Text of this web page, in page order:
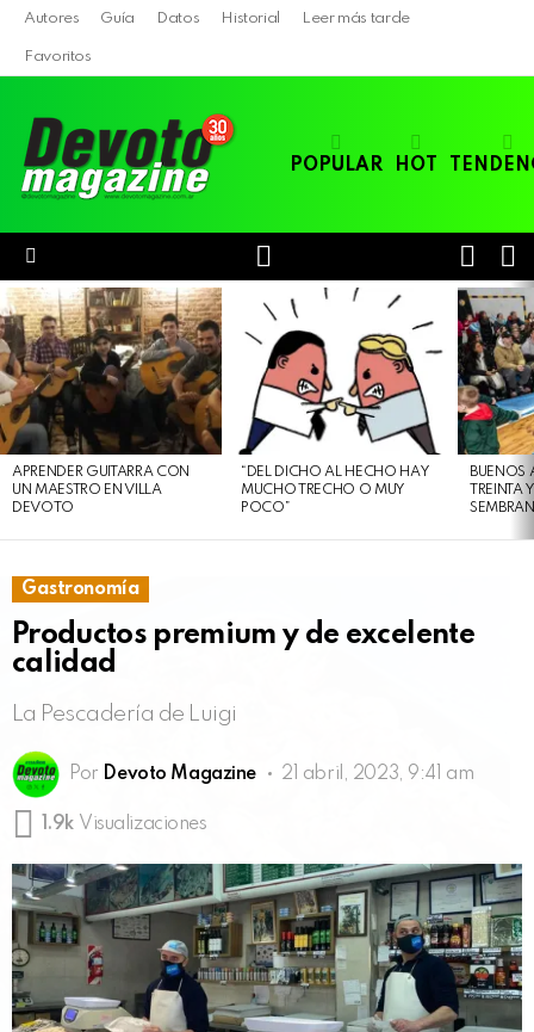
Autores Guía Datos Historial Leer más tarde
Favoritos
POPULAR HOT
SKIN
LATEST
STORIES
APRENDER GUITARRA CON
UN MAESTRO EN VILLA
DEVOTO
“DEL DICHO AL HECHO HAY
MUCHO TRECHO O MUY
POCO”
BUENOS
Gastronomía
Productos premium y de excelente
calidad
La Pescadería de Luigi
Por Devoto Magazine 21 abril, 2023, 9:41 am
1.9k Visualizaciones